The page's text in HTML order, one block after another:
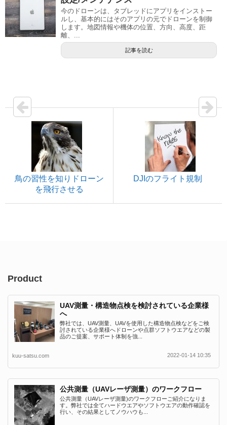
今のドローンは、タブレッドにアプリをインストー
ルし、基本的にはそのアプリの元でドローンを制御
します。地図情報や機体の位置、方向、高度、距
離、...
記事を読む
鳥の習性を知りドローン
を飛行させる
DJIのフライト規制
Product
UAV測量・構造物点検を検討されている企業様
へ
弊社では、UAV測量、UAVを使用した構造物点検などをご検
討されている企業様へドローンや点群ソフトウエアなどの製
品のご提案、サポート体制を強...
kuu-satsu.com 2022-01-14 10:35
公共測量（UAVレーザ測量）のワークフロー
公共測量（UAVレーザ測量)のワークフローご紹介になりま
す。弊社では全てハードウエアやソフトウエアの動作確認を
行い、その結果としてノウハウも...